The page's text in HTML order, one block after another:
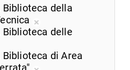
della
Rimuovi
ricerca
corrente
delle
di Area